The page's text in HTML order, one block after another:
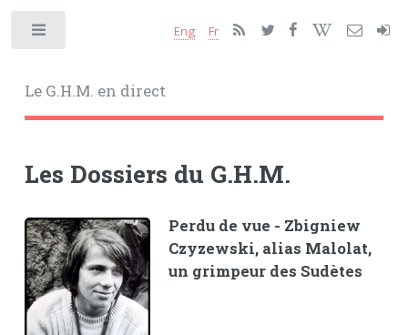
Le G.H.M. en direct
Eng Fr
Les Dossiers du G.H.M.
Perdu de vue - Zbigniew
Czyzewski, alias Malolat,
un grimpeur des Sudètes